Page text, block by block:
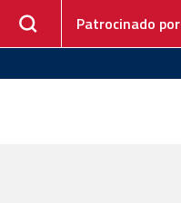
Patrocinado por